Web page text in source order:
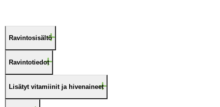
Ravintosisältö
Ravintotiedot
Lisätyt vitamiinit ja hivenaineet